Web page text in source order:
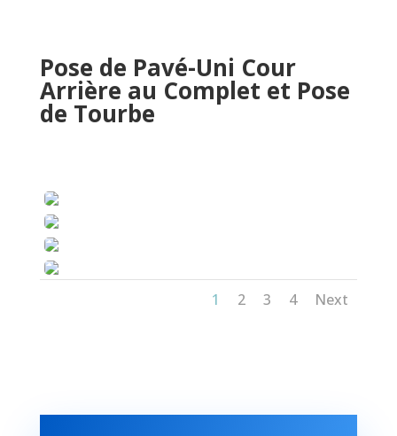
Pose de Pavé-Uni Cour
Arrière au Complet et Pose
de Tourbe
1 2 3 4 Next